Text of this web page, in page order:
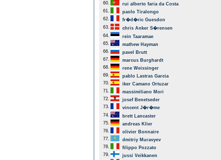
60.
rui alberto faria da Costa
61.
paolo Tiralongo
62.
fr�d�ric Guesdon
63.
chris Anker S�rensen
64.
rein Taaramae
65.
mathew Hayman
66.
pavel Brutt
67.
marcus Burghardt
68.
rene Weissinger
69.
pablo Lastras Garcia
70.
iker Camano Ortuzar
71.
massimiliano Mori
72.
josef Benetseder
73.
vincent J�r�me
74.
brett Lancaster
75.
andreas Klier
76.
olivier Bonnaire
77.
dmitriy Muravyev
78.
filippo Pozzato
79.
jussi Veikkanen